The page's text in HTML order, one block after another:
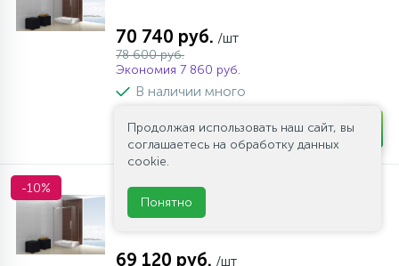
70 740 руб. /шт
78 600 руб.
Экономия 7 860 руб.
В наличии много
- + шт
-10%
Душевой уголок Cezares STYLUS-O-M-
AH-1-140/90-C-Cr
69 120 руб. /шт
Продолжая использовать наш сайт, вы
соглашаетесь на обработку данных
cookie.
Понятно